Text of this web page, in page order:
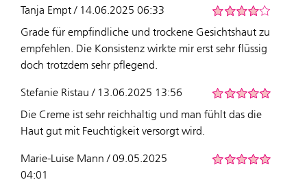
Tanja Empt / 14.06.2025 06:33
Grade für empfindliche und trockene Gesichtshaut zu
empfehlen. Die Konsistenz wirkte mir erst sehr flüssig
doch trotzdem sehr pflegend.
Stefanie Ristau / 13.06.2025 13:56
Die Creme ist sehr reichhaltig und man fühlt das die
Haut gut mit Feuchtigkeit versorgt wird.
Marie-Luise Mann / 09.05.2025
04:01